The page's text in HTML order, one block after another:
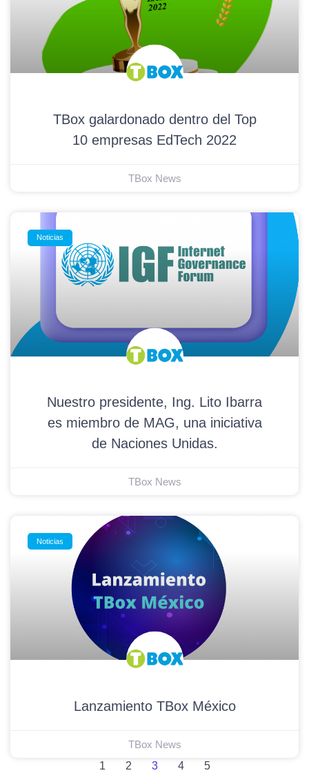
TBox galardonado dentro del Top
10 empresas EdTech 2022
TBox News
Noticias
Nuestro presidente, Ing. Lito Ibarra
es miembro de MAG, una iniciativa
de Naciones Unidas.
TBox News
Noticias
Lanzamiento TBox México
TBox News
1
2 3 4 5